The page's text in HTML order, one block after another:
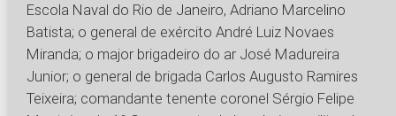
Escola Naval do Rio de Janeiro, Adriano Marcelino
Batista; o general de exército André Luiz Novaes
Miranda; o major brigadeiro do ar José Madureira
Junior; o general de brigada Carlos Augusto Ramires
Teixeira; comandante tenente coronel Sérgio Felipe